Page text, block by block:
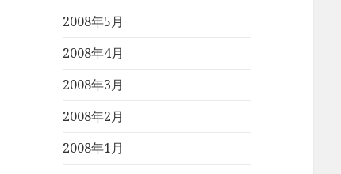
2008年5月
2008年4月
2008年3月
2008年2月
2008年1月